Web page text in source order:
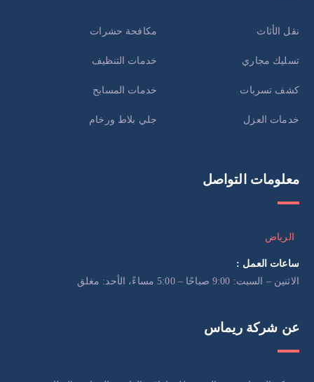
نقل الأثاث مكافحة حشرات
تسليك مجاري خدمات التنظيف
كشف تسربات خدمات المسابح
خدمات العزل جلي بلاط ورخام
معلومات التواصل
الرياض
ساعات العمل :
الاثنين – السبت: 9:00 صباحًا – 5:00 مساءً، الأحد: مغلق
عن شركة ريماس